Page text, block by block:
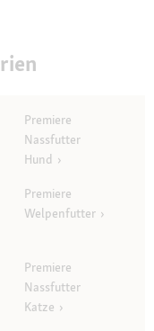
Premiere
Nassfutter
Hund
Premiere
Welpenfutter
Premiere
Nassfutter
Katze